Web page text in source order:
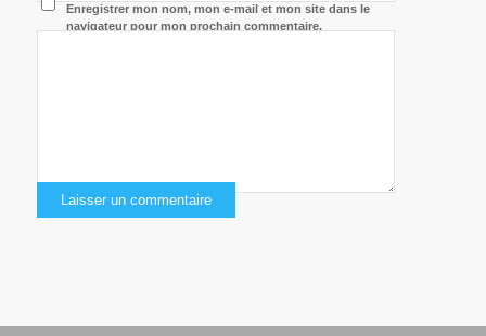
Enregistrer mon nom, mon e-mail et mon site dans le
navigateur pour mon prochain commentaire.